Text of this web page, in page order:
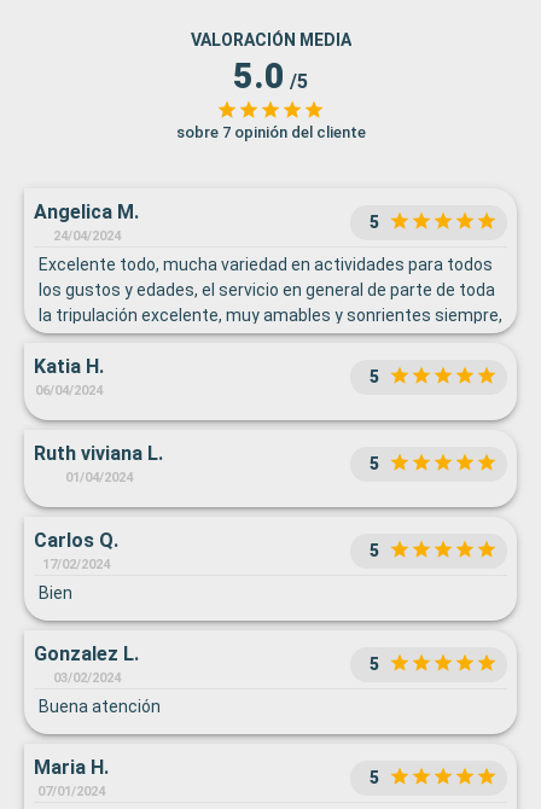
VALORACIÓN MEDIA
5.0 /5
sobre 7 opinión del cliente
Angelica M.
24/04/2024
5
Excelente todo, mucha variedad en actividades para todos
los gustos y edades, el servicio en general de parte de toda
la tripulación excelente, muy amables y sonrientes siempre,
los shows en el teatro muy lindos, habitaciones limpias,
super satisfechos con nuestras vacaciones a bordo
Katia H.
06/04/2024
5
Ruth viviana L.
01/04/2024
5
Carlos Q.
17/02/2024
5
Bien
Gonzalez L.
03/02/2024
5
Buena atención
Maria H.
07/01/2024
5